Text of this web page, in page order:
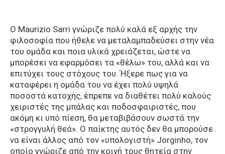
Ο Maurizio Sarri γνώριζε πολύ καλά εξ αρχής την
φιλοσοφία που ήθελε να μεταλαμπαδεύσει στην νέα
του ομάδα και ποια υλικά χρειάζεται, ώστε να
μπορέσει να εφαρμόσει τα «θέλω» του, αλλά και να
επιτύχει τους στόχους του. Ήξερε πως για να
καταφέρει η ομάδα του να έχει πολύ υψηλά
ποσοστά κατοχής, έπρεπε να διαθέτει πολύ καλούς
χειριστές της μπάλας και ποδοσφαιριστές, που
ακόμη κι υπό πίεση, θα μεταβιβάσουν σωστά την
«στρογγυλή θεά». Ο παίκτης αυτός δεν θα μπορούσε
να είναι άλλος από τον «υπολογιστή» Jorginho, τον
οποίο γνώριζε από την κοινή τους θητεία στην